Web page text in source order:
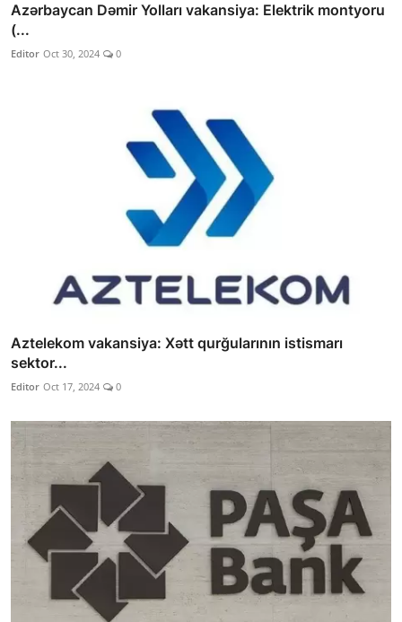
Azərbaycan Dəmir Yolları vakansiya: Elektrik montyoru
(...
Editor Oct 30, 2024 0
Aztelekom vakansiya: Xətt qurğularının istismarı
sektor...
Editor Oct 17, 2024 0